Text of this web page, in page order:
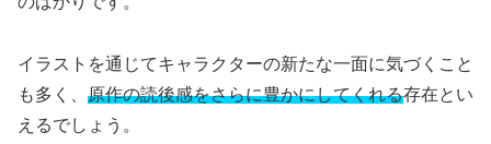
イラストを通じてキャラクターの新たな一面に気づくこと
も多く、 原作の読後感をさらに豊かにしてくれる存在とい
えるでしょう。